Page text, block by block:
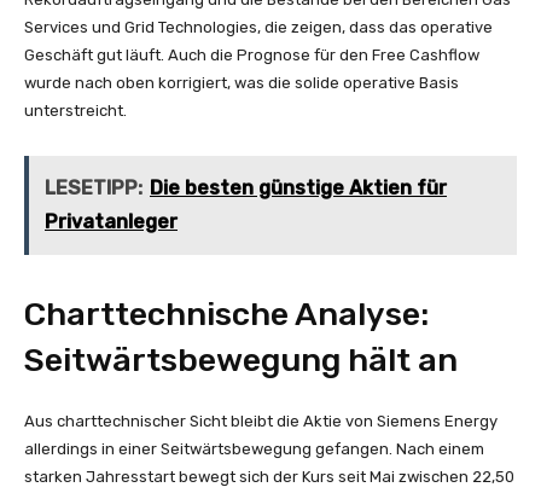
Services und Grid Technologies, die zeigen, dass das operative
Geschäft gut läuft. Auch die Prognose für den Free Cashflow
wurde nach oben korrigiert, was die solide operative Basis
unterstreicht.
LESETIPP: Die besten günstige Aktien für
Privatanleger
Charttechnische Analyse:
Seitwärtsbewegung hält an
Aus charttechnischer Sicht bleibt die Aktie von Siemens Energy
allerdings in einer Seitwärtsbewegung gefangen. Nach einem
starken Jahresstart bewegt sich der Kurs seit Mai zwischen 22,50